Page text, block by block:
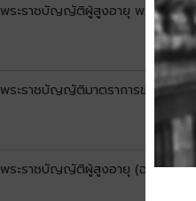
พระราชบัญญัติผู้สูงอายุ พ.ศ. 2546
พระราชบัญญัติมาตราการของฝ่ายบริ
พระราชบัญญัติผู้สูงอายุ (ฉบับที่ ๒)